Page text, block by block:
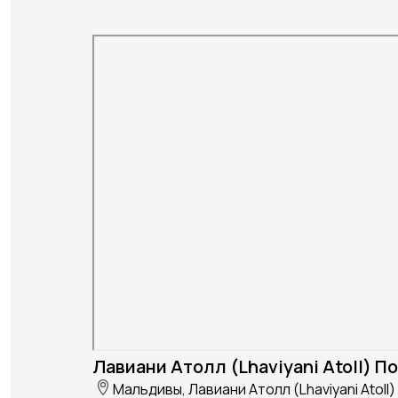
Лавиани Атолл (Lhaviyani Atoll)
Мальдивы, Лавиани Атолл (Lhaviyani Atoll)